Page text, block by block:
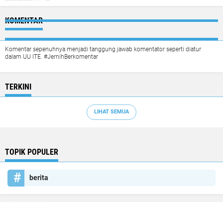
KOMENTAR
Komentar sepenuhnya menjadi tanggung jawab komentator seperti diatur
dalam UU ITE. #JernihBerkomentar
TERKINI
LIHAT SEMUA
TOPIK POPULER
berita